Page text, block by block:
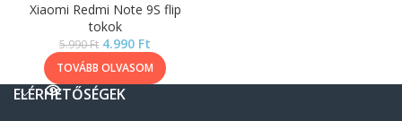
Xiaomi Redmi Note 9S flip
tokok
5.990Ft 4.990 Ft
TOVÁBB OLVASOM
ELÉRHETŐSÉGEK